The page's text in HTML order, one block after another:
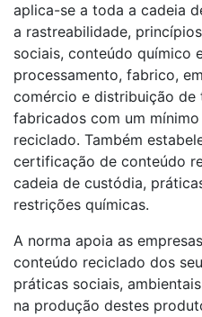
aplica-se a toda a cadeia
a rastreabilidade,
sociais, conteúdo químico
processamento, fabrico,
comércio e distribuição
fabricados com um
reciclado. Também
certificação de conteúdo
cadeia de custódia,
restrições químicas.
A norma apoia as
conteúdo reciclado dos
práticas sociais,
na produção destes